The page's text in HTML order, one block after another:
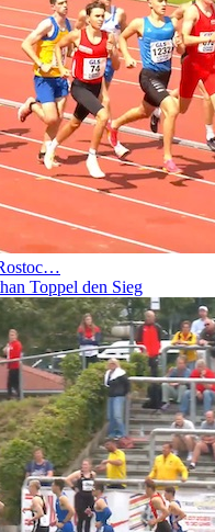
Toppel den Sieg